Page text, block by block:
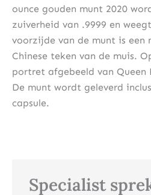
Specialist
ounce gouden munt 2020
zuiverheid van .9999 en
voorzijde van de munt is een
Chinese teken van de muis.
portret afgebeeld van
De munt wordt geleverd
capsule.